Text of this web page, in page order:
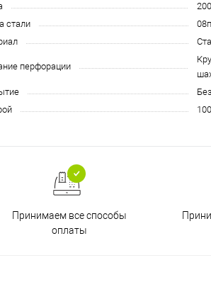
стали
перфорации
Принимаем все способы
оплаты